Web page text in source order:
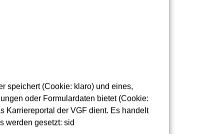
speichert (Cookie: klaro) und eines,
oder Formulardaten bietet (Cookie:
Karriereportal der VGF dient. Es handelt
werden gesetzt: sid